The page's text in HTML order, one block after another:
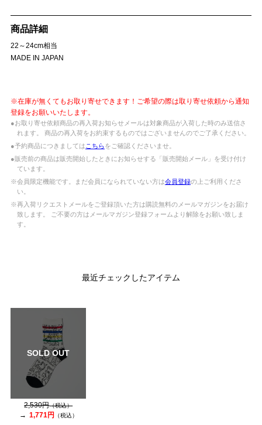
商品詳細
22～24cm相当
MADE IN JAPAN
※在庫が無くてもお取り寄せできます！ご希望の際は取り寄せ依頼から通知
登録をお願いいたします。
●お取り寄せ依頼商品の再入荷お知らせメールは対象商品が入荷した時のみ送信さ
れます。 商品の再入荷をお約束するものではございませんのでご了承ください。
●予約商品につきましては こちらをご確認くださいませ。
●販売前の商品は販売開始したときにお知らせする「販売開始メール」を受け付け
ています。
※会員限定機能です。まだ会員になられていない方は会員登録の上ご利用くださ
い。
※再入荷リクエストメールをご登録頂いた方は購読無料のメールマガジンをお届け
致します。 ご不要の方はメールマガジン登録フォームより解除をお願い致しま
す。
最近チェックしたアイテム
SOLD OUT
2,530円（税込）
1,771円 （税込）